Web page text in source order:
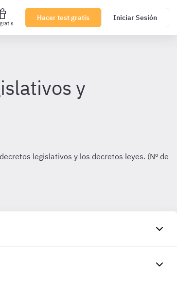
Hacer test gratis Iniciar Sesión
y
legislativos y los decretos leyes. (Nº de